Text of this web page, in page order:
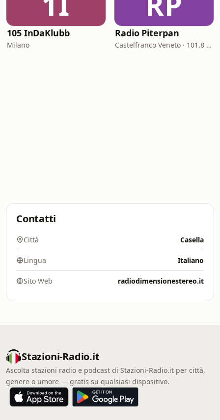
105 InDaKlubb
Milano
Radio Piterpan
Castelfranco Veneto · 101.8 FM
Contatti
Città Casella
Lingua Italiano
Sito Web radiodimensionestereo.it
Stazioni-Radio.it
Ascolta stazioni radio e podcast di Stazioni-Radio.it per città,
genere o umore — gratis su qualsiasi dispositivo.